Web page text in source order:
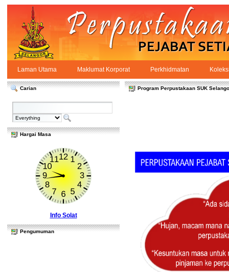
Skip to Content
PPSUKSEL
Laman Utama
Laman Utama Maklumat Korporat Perkhidmatan
Carian
Hargai Masa
Info Solat
Pengumuman
Program Perpustakaan SUK